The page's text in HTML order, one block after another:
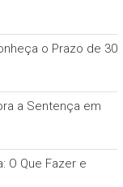
o Prazo de 30
a Sentença em
O Que Fazer e